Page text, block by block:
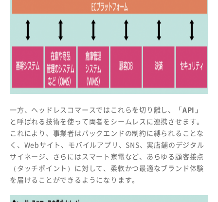
一方、ヘッドレスコマースではこれらを切り離し、
「API」
と呼ばれる技術を使って両者をシームレスに連携させます。
これにより、事業者はバックエンドの制約に縛られることな
く、Webサイト、モバイルアプリ、SNS、実店舗のデジタル
サイネージ、さらにはスマート家電など、あらゆる顧客接点
（タッチポイント）に対して、柔軟かつ最適なブランド体験
を届けることができるようになります。